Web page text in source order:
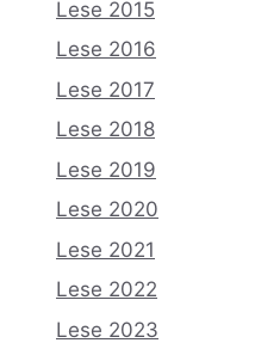
Lese 2015
Lese 2016
Lese 2017
Lese 2018
Lese 2019
Lese 2020
Lese 2021
Lese 2022
Lese 2023